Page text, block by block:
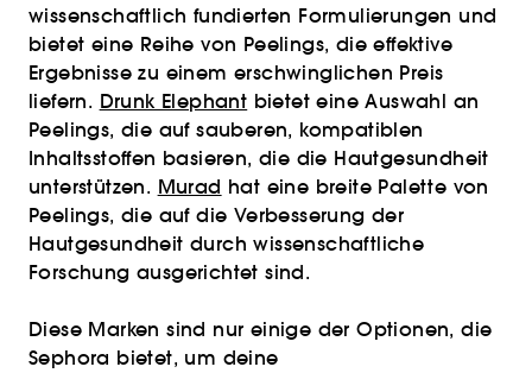
wissenschaftlich fundierten Formulierungen und
bietet eine Reihe von Peelings, die effektive
Ergebnisse zu einem erschwinglichen Preis
liefern. Drunk Elephant bietet eine Auswahl an
Peelings, die auf sauberen, kompatiblen
Inhaltsstoffen basieren, die die Hautgesundheit
unterstützen. Murad hat eine breite Palette von
Peelings, die auf die Verbesserung der
Hautgesundheit durch wissenschaftliche
Forschung ausgerichtet sind.
Diese Marken sind nur einige der Optionen, die
Sephora bietet, um deine